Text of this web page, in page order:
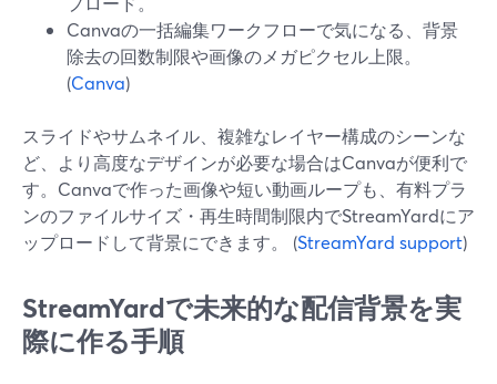
Canvaの一括編集ワークフローで気になる、背景
除去の回数制限や画像のメガピクセル上限。
(Canva)
スライドやサムネイル、複雑なレイヤー構成のシーンな
ど、より高度なデザインが必要な場合はCanvaが便利で
す。Canvaで作った画像や短い動画ループも、有料プラ
ンのファイルサイズ・再生時間制限内でStreamYardにア
ップロードして背景にできます。 (StreamYard support)
StreamYardで未来的な配信背景を実
際に作る手順